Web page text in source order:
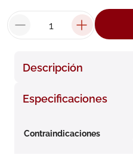
Descripción
Especificaciones
Contraindicaciones
cerave
7. isdin
roche posay
10.pañales